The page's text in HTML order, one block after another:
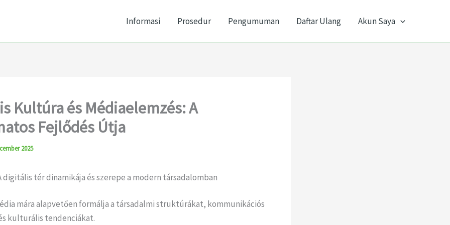
Informasi Prosedur Pengumuman Daftar Ulang Akun Saya
Kultúra és Médiaelemzés: A
Fejlődés Útja
2025
digitális tér dinamikája és szerepe a modern társadalomban
mára alapvetően formálja a társadalmi struktúrákat, kommunikációs
kulturális tendenciákat.